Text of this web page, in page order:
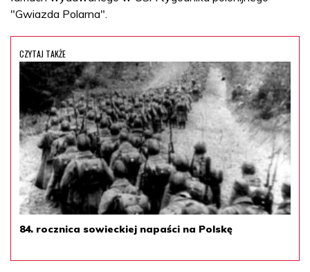
"Gwiazda Polarna".
CZYTAJ TAKŻE
84. rocznica sowieckiej napaści na Polskę